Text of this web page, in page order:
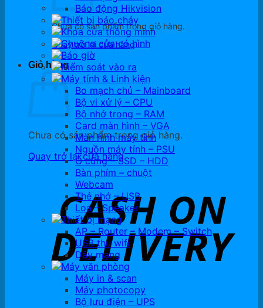
Chưa có sản phẩm trong giỏ hàng.
Quay trở lại cửa hàng
Giỏ hàng
Chưa có sản phẩm trong giỏ hàng.
Quay trở lại cửa hàng
Báo động Hikvision
Thiết bị báo cháy
Khóa cửa thông minh
Chuông cửa có hình
Báo giờ
Kiểm soát vào ra
Máy tính & Linh kiện
Bo mạch chủ – Mainboard
Bộ vi xử lý – CPU
Bộ nhớ trong – RAM
Card màn hình – VGA
Màn hình máy tính
Nguồn máy tính – PSU
Ổ cứng – SSD – HDD
Bàn phím – chuột
Webcam
Thẻ nhớ – USB
Loa – Speaker
Thiết bị mạng
AP – Router – Modem – Switch
USB thu wifi
Dây mạng
Máy văn phòng
Máy in & scan
Máy photocopy
Bộ lưu điện – UPS